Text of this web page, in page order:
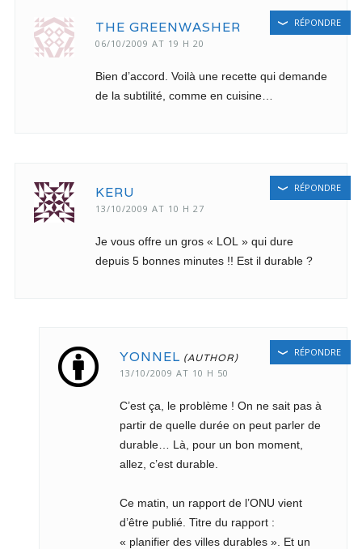
THE GREENWASHER
06/10/2009 AT 19 H 20
Bien d’accord. Voilà une recette qui demande
de la subtilité, comme en cuisine…
RÉPONDRE
KERU
13/10/2009 AT 10 H 27
Je vous offre un gros « LOL » qui dure
depuis 5 bonnes minutes !! Est il durable ?
RÉPONDRE
YONNEL
13/10/2009 AT 10 H 50
C’est ça, le problème ! On ne sait pas à
partir de quelle durée on peut parler de
durable… Là, pour un bon moment,
allez, c’est durable.
Ce matin, un rapport de l’ONU vient
d’être publié. Titre du rapport :
« planifier des villes durables ». Et un
RÉPONDRE